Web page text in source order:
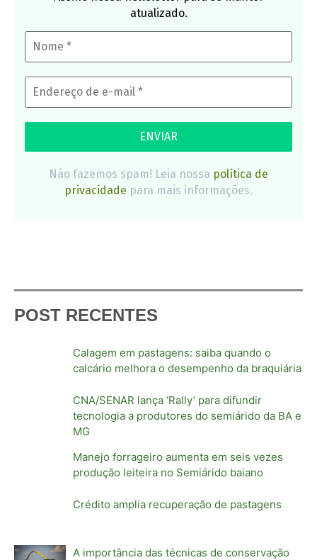
atualizado.
Não fazemos spam! Leia nossa política de
privacidade para mais informações.
POST RECENTES
Calagem em pastagens: saiba quando o
calcário melhora o desempenho da braquiária
CNA/SENAR lança ‘Rally’ para difundir
tecnologia a produtores do semiárido da BA e
MG
Manejo forrageiro aumenta em seis vezes
produção leiteira no Semiárido baiano
Crédito amplia recuperação de pastagens
A importância das técnicas de conservação